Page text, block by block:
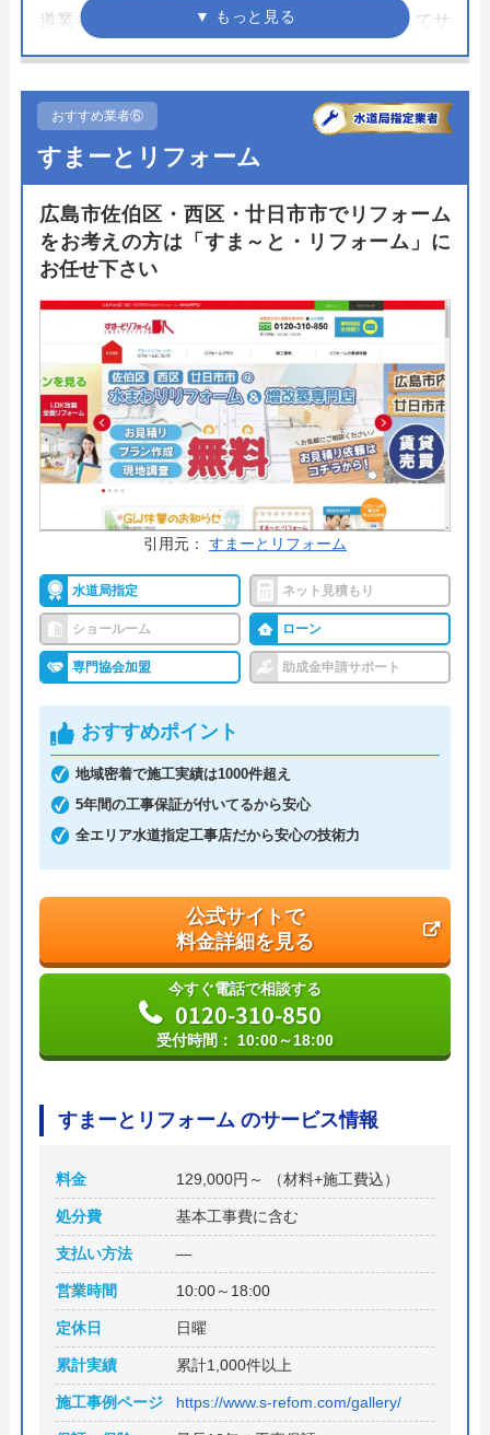
道業者です。イースマイルは水道設備に特化してサ
ービスを提供する会社なので知識の面で優れます。
経験が豊富な点が強力で、熟練の技術スタッフの多
さが売りです。
どんなトイレにリフォームするか迷っている方でも
リフォームの目的を伝えるだけで最適な商品選定を
してくれます。施工の際には10年の施工保証に加え
てメーカー保証の延長を申し込むことが可能。長く
使うものなので保証が長いと安心して生活できるの
で嬉しいです。
公式サイトで
料金詳細を見る
今すぐ電話で相談する
0120-091-026
受付時間： 24時間
イースマイル の基本情報
運営会社 株式会社イ―スマイル
代表者 島村禮孝
創業・設立 平成4年6月1日創業
本社所在地
〒542-0066
大阪府大阪市中央区瓦屋町3丁目7-3 イ
―スマイルビル
おすすめ業者⑥
すまーとリフォーム
広島市佐伯区・西区・廿日市市でリフォーム
をお考えの方は「すま～と・リフォーム」に
お任せ下さい
引用元： すまーとリフォーム
水道局指定 ネット見積もり
ショールーム ローン
専門協会加盟 助成金申請サポート
おすすめポイント
地域密着で施工実績は1000件超え
5年間の工事保証が付いてるから安心
全エリア水道指定工事店だから安心の技術力
公式サイトで
料金詳細を見る
今すぐ電話で相談する
0120-310-850
受付時間： 10:00～18:00
すまーとリフォーム のサービス情報
料金 129,000円～ （材料+施工費込）
処分費 基本工事費に含む
支払い方法 ―
営業時間 10:00～18:00
定休日 日曜
累計実績 累計1,000件以上
施工事例ページ https://www.s-refom.com/gallery/